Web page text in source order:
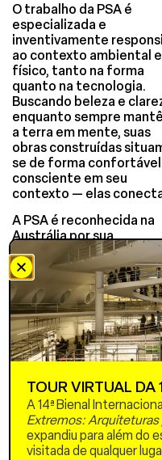
O trabalho da PSA é
especializada e
inventivamente
ao contexto ambiental e
físico, tanto na forma
quanto na tecnologia.
Buscando beleza e
enquanto sempre
a terra em mente, suas
obras construídas
se de forma confortável
consciente em seu
contexto — elas
A PSA é reconhecida na
Austrália por sua
abordagem inovadora
sustentabilidade e
na prática da
principal do escritório,
Peter Stutchbury, atua
forma independente
desde 1981, produzindo
uma ampla variedade de
têm sido publicados e
aclamados
internacionalmente. A
da PSA está
em edições do Atlas
TOUR VIRTUAL DA
A 14ª Bienal
Extremos:
expandiu para além do
visitada de qualquer